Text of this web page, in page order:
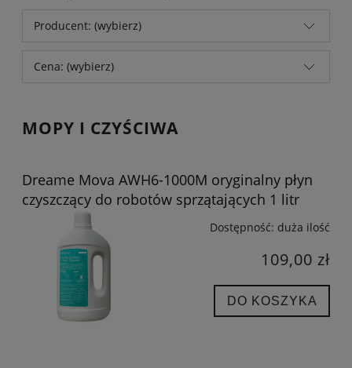
Producent: (wybierz)
Cena: (wybierz)
MOPY I CZYŚCIWA
Dreame Mova AWH6-1000M oryginalny płyn
czyszczący do robotów sprzątających 1 litr
Dostępność: duża ilość
109,00 zł
DO KOSZYKA